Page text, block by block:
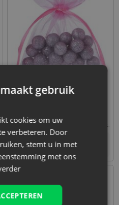
14 cm - roze
0,15 € / st. 1 verp. = 25 st.
Tijdelijk niet op voorraad
Stof: Organza
Kleur:
gebruik
cookies om uw
verbeteren. Door
stemt u in met
met ons